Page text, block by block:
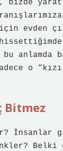
bizde
evden
o
Bitmez
İnsanlar
Belki